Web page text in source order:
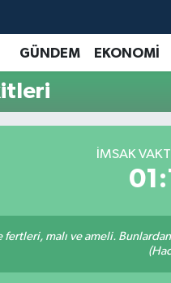
GÜNDEM EKONOMİ
İMSAK
malı ve ameli.